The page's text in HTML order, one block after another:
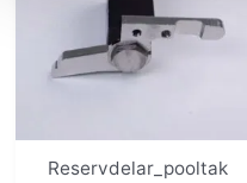
Reservdelar_pooltak